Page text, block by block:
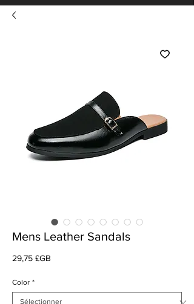
Mens Leather Sandals
29,75 £GB
Color *